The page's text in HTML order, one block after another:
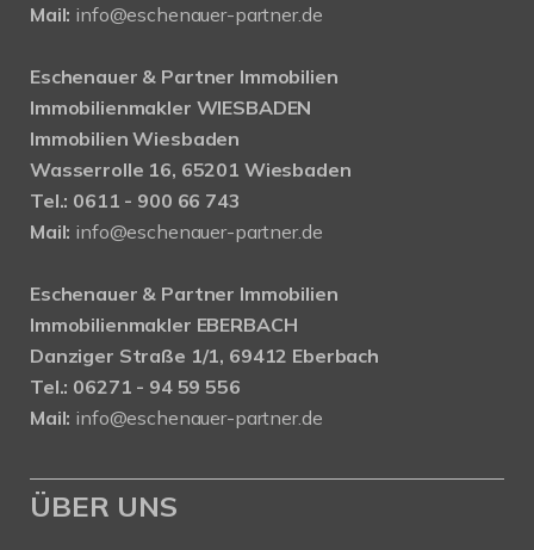
Mail: info@eschenauer-partner.de
Eschenauer & Partner Immobilien
Immobilienmakler WIESBADEN
Immobilien Wiesbaden
Wasserrolle 16, 65201 Wiesbaden
Tel.: 0611 - 900 66 743
Mail: info@eschenauer-partner.de
Eschenauer & Partner Immobilien
Immobilienmakler EBERBACH
Danziger Straße 1/1, 69412 Eberbach
Tel.: 06271 - 94 59 556
Mail: info@eschenauer-partner.de
ÜBER UNS